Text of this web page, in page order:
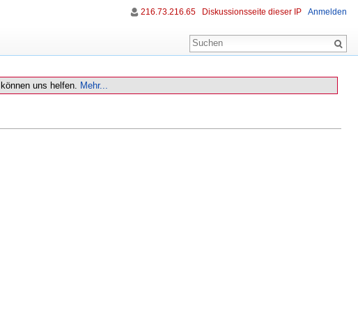
können uns helfen. Mehr...
216.73.216.65 Diskussionsseite dieser IP Anmelden